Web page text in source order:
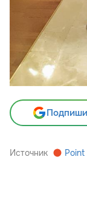
Источник Point